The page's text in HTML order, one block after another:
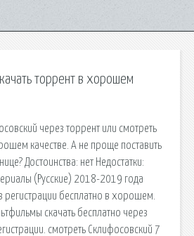
торрент в хорошем
через торрент или смотреть
качестве. А не проще поставить
Достоинства: нет Недостатки:
(Русские) 2018-2019 года
регистрации бесплатно в хорошем.
скачать бесплатно через
cмотреть Склифосовский 7